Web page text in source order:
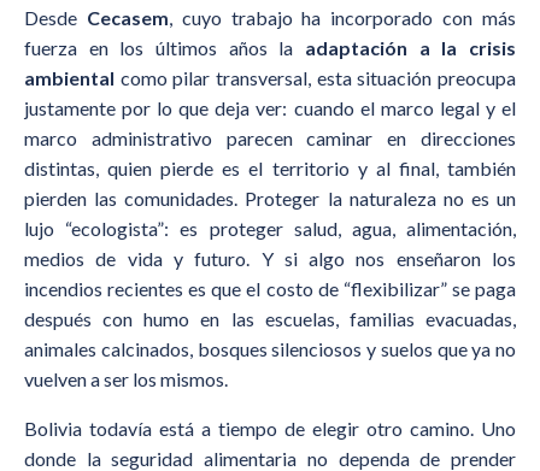
Desde Cecasem , cuyo trabajo ha incorporado con más
fuerza en los últimos años la adaptación a la crisis
ambiental como pilar transversal, esta situación preocupa
justamente por lo que deja ver: cuando el marco legal y el
marco administrativo parecen caminar en direcciones
distintas, quien pierde es el territorio y al final, también
pierden las comunidades. Proteger la naturaleza no es un
lujo “ecologista”: es proteger salud, agua, alimentación,
medios de vida y futuro. Y si algo nos enseñaron los
incendios recientes es que el costo de “flexibilizar” se paga
después con humo en las escuelas, familias evacuadas,
animales calcinados, bosques silenciosos y suelos que ya no
vuelven a ser los mismos.
Bolivia todavía está a tiempo de elegir otro camino. Uno
donde la seguridad alimentaria no dependa de prender